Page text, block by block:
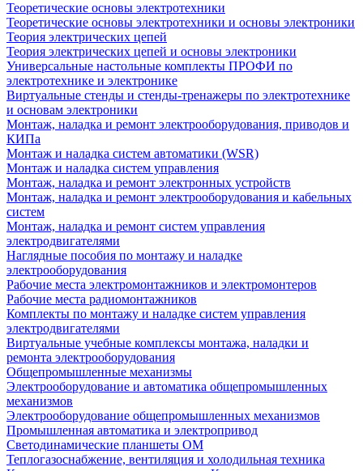
Теоретические основы электротехники
Теоретические основы электротехники и основы электроники
Теория электрических цепей
Теория электрических цепей и основы электроники
Универсальные настольные комплекты ПРОФИ по
электротехнике и электронике
Виртуальные стенды и стенды-тренажеры по электротехнике
и основам электроники
Монтаж, наладка и ремонт электрооборудования, приводов и
КИПа
Монтаж и наладка систем автоматики (WSR)
Монтаж и наладка систем управления
Монтаж, наладка и ремонт электронных устройств
Монтаж, наладка и ремонт электрооборудования и кабельных
систем
Монтаж, наладка и ремонт систем управления
электродвигателями
Наглядные пособия по монтажу и наладке
электрооборудования
Рабочие места электромонтажников и электромонтеров
Рабочие места радиомонтажников
Комплекты по монтажу и наладке систем управления
электродвигателями
Виртуальные учебные комплексы монтажа, наладки и
ремонта электрооборудования
Общепромышленные механизмы
Электрооборудование и автоматика общепромышленных
механизмов
Электрооборудование общепромышленных механизмов
Промышленная автоматика и электропривод
Светодинамические планшеты ОМ
Теплогазоснабжение, вентиляция и холодильная техника